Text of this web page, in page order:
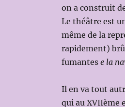
on a construit
Le théâtre est
même de la
rapidement)
fumantes e la
Il en va tout
qui au XVIIème